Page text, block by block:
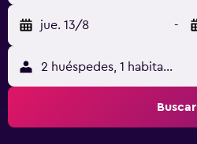
jue. 13/8 -
2 huéspedes, 1 habitación
Buscar